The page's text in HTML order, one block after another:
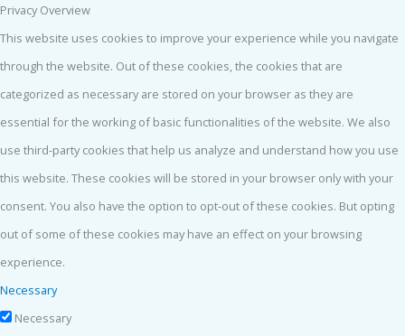
Privacy Overview
This website uses cookies to improve your experience while you navigate
through the website. Out of these cookies, the cookies that are
categorized as necessary are stored on your browser as they are
essential for the working of basic functionalities of the website. We also
use third-party cookies that help us analyze and understand how you use
this website. These cookies will be stored in your browser only with your
consent. You also have the option to opt-out of these cookies. But opting
out of some of these cookies may have an effect on your browsing
experience.
Necessary
Necessary